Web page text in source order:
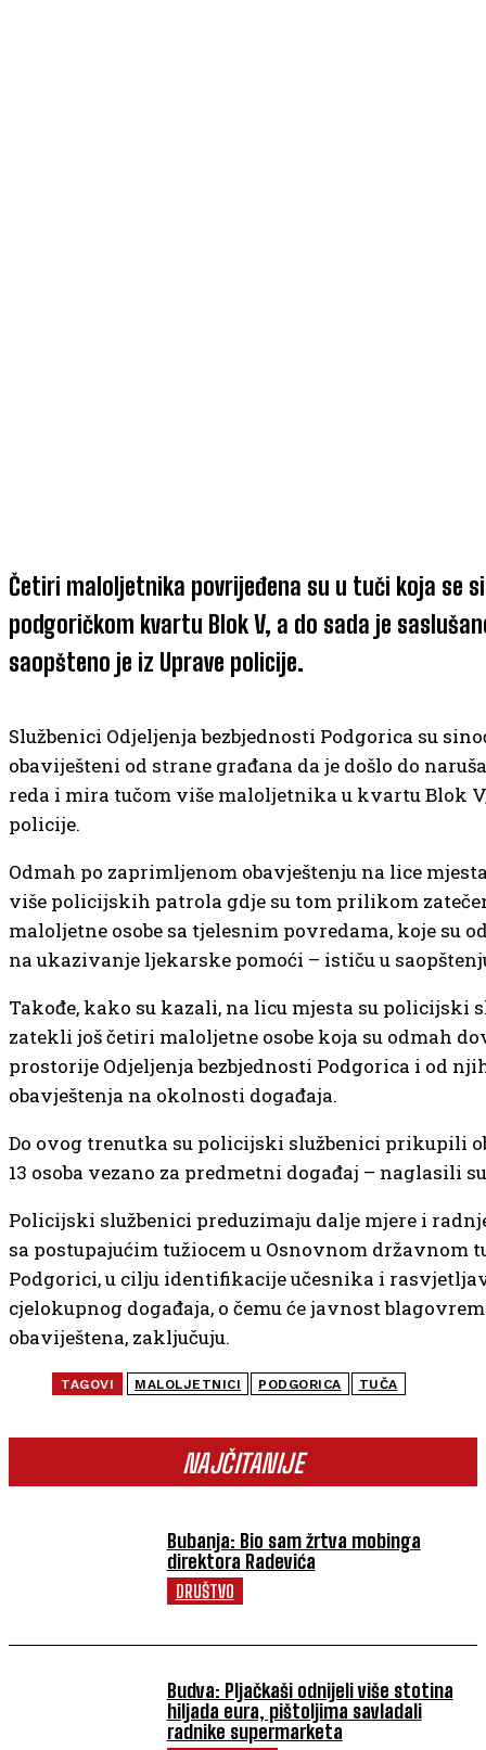
NAJČITANIJE
Bubanja: Bio sam žrtva mobinga
direktora Radevića
DRUŠTVO
Budva: Pljačkaši odnijeli više stotina
hiljada eura, pištoljima savladali
radnike supermarketa
Četiri maloljetnika povrijeđena su u tuči koja se
podgoričkom kvartu Blok V, a do sada je
saopšteno je iz Uprave policije.
Službenici Odjeljenja bezbjednosti Podgorica su
obaviješteni od strane građana da je došlo do
reda i mira tučom više maloljetnika u kvartu Blok
policije.
Odmah po zaprimljenom obavještenju na lice
više policijskih patrola gdje su tom prilikom
maloljetne osobe sa tjelesnim povredama, koje su
na ukazivanje ljekarske pomoći – ističu u
Takođe, kako su kazali, na licu mjesta su policijski
zatekli još četiri maloljetne osobe koja su odmah
prostorije Odjeljenja bezbjednosti Podgorica i od
obavještenja na okolnosti događaja.
Do ovog trenutka su policijski službenici prikupili
13 osoba vezano za predmetni događaj – naglasili
Policijski službenici preduzimaju dalje mjere i
sa postupajućim tužiocem u Osnovnom državnom
Podgorici, u cilju identifikacije učesnika i
cjelokupnog događaja, o čemu će javnost
obaviještena, zaključuju.
TAGOVI MALOLJETNICI PODGORICA TUČA